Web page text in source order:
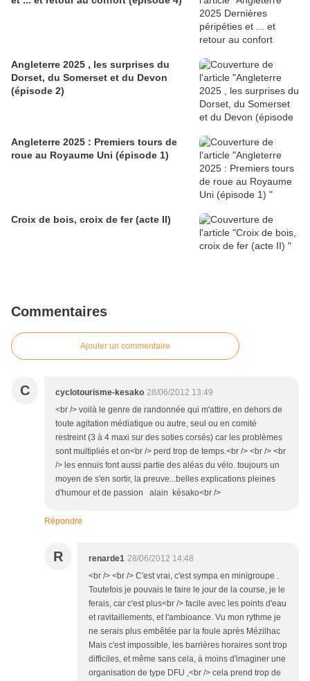
Angleterre 2025 , les surprises du
Dorset, du Somerset et du Devon
(épisode 2)
Angleterre 2025 : Premiers tours de
roue au Royaume Uni (épisode 1)
Croix de bois, croix de fer (acte II)
Commentaires
Ajouter un commentaire
C cyclotourisme-kesako 28/06/2012 13:49
<br /> voilà le genre de randonnée qui m'attire, en dehors de
toute agitation médiatique ou autre, seul ou en comité
restreint (3 à 4 maxi sur des soties corsés) car les problèmes
sont multipliés et on<br /> perd trop de temps.<br /> <br /> <br
/> les ennuis font aussi partie des aléas du vélo. toujours un
moyen de s'en sortir, la preuve...belles explications pleines
d'humour et de passion alain késako<br />
Répondre
R renarde1 28/06/2012 14:48
<br /> <br /> C'est vrai, c'est sympa en minigroupe .
Toutefois je pouvais le faire le jour de la course, je le
ferais, car c'est plus<br /> facile avec les points d'eau
et ravitaillements, et l'ambioance. Vu mon rythme je
ne serais plus embêtée par la foule après Mézilhac
Mais c'est impossible, les barrières horaires sont trop
difficiles, et même sans cela, à moins d'imaginer une
organisation de type DFU ,<br /> cela prend trop de